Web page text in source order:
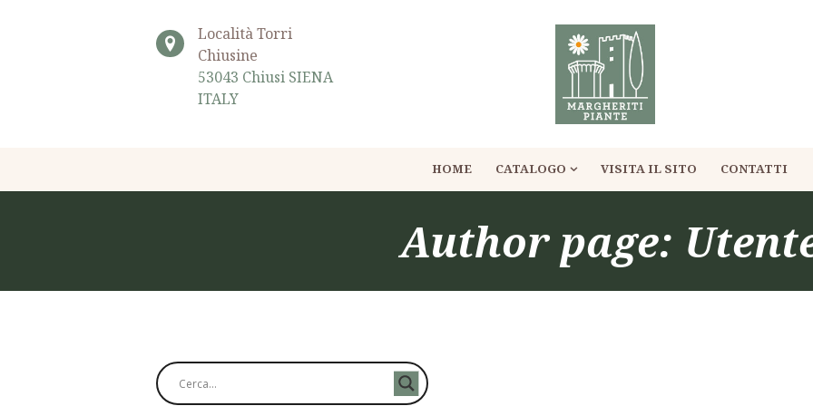
Località Torri
Chiusine
53043 Chiusi SIENA
ITALY
HOME CATALOGO VISITA IL SITO CONTATTI
Author page: